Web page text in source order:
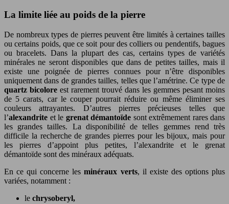
La limite liée au poids de la pierre
De nombreux types de pierres peuvent être limités à certaines tailles
ou certains poids, que ce soit pour des colliers ou pendentifs, bagues
ou bracelets. Dans la plupart des cas, certains types de variétés
minérales ne seront disponibles que dans de petites tailles, mais il
existe une poignée de pierres connues pour n’être disponibles
uniquement dans de grandes tailles, telles que l’amétrine. Ce type de
quartz bicolore est rarement trouvé dans les gemmes pesant moins
de 5 carats, car le couper pourrait réduire ou même éliminer ses
couleurs attrayantes. D’autres pierres précieuses telles que
l’alexandrite et le grenat démantoïde sont extrêmement rares dans
les grandes tailles. La disponibilité de telles gemmes rend très
difficile la recherche de grandes pierres pour les bijoux, mais pour
les pierres d’appoint plus petites, l’alexandrite et le grenat
démantoïde sont des minéraux adéquats.
En ce qui concerne lesminéraux verts, il existe des options plus
variées, notamment :
le chrysoberyl,